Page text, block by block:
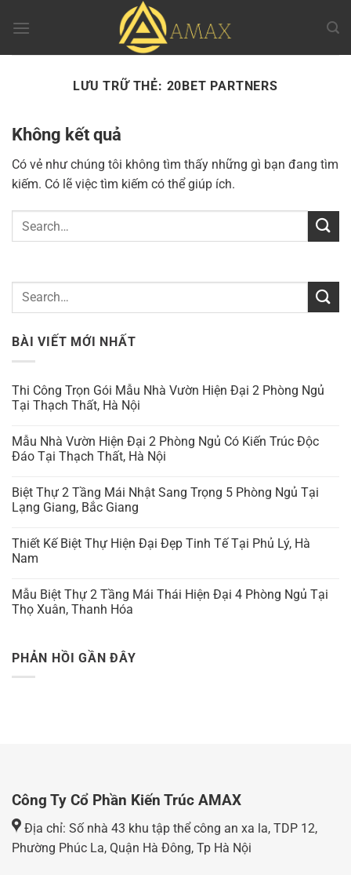
đến
LƯU TRỮ THẺ: 20BET PARTNERS
Không kết quả
Có vẻ như chúng tôi không tìm thấy những gì bạn đang tìm
kiếm. Có lẽ việc tìm kiếm có thể giúp ích.
BÀI VIẾT MỚI NHẤT
Thi Công Trọn Gói Mẫu Nhà Vườn Hiện Đại 2 Phòng Ngủ
Tại Thạch Thất, Hà Nội
Mẫu Nhà Vườn Hiện Đại 2 Phòng Ngủ Có Kiến Trúc Độc
Đáo Tại Thạch Thất, Hà Nội
Biệt Thự 2 Tầng Mái Nhật Sang Trọng 5 Phòng Ngủ Tại
Lạng Giang, Bắc Giang
Thiết Kế Biệt Thự Hiện Đại Đẹp Tinh Tế Tại Phủ Lý, Hà
Nam
Mẫu Biệt Thự 2 Tầng Mái Thái Hiện Đại 4 Phòng Ngủ Tại
Thọ Xuân, Thanh Hóa
PHẢN HỒI GẦN ĐÂY
Công Ty Cổ Phần Kiến Trúc AMAX
Địa chỉ: Số nhà 43 khu tập thể công an xa la, TDP 12,
Phường Phúc La, Quận Hà Đông, Tp Hà Nội